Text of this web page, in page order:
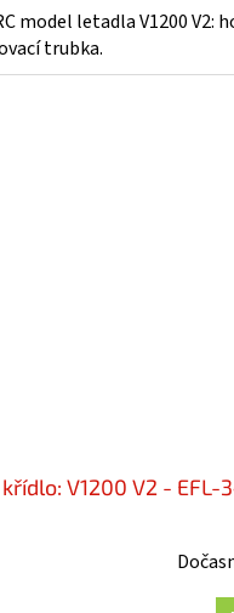
model letadla V1200 V2:
trubka.
V1200 V2 - EFL-